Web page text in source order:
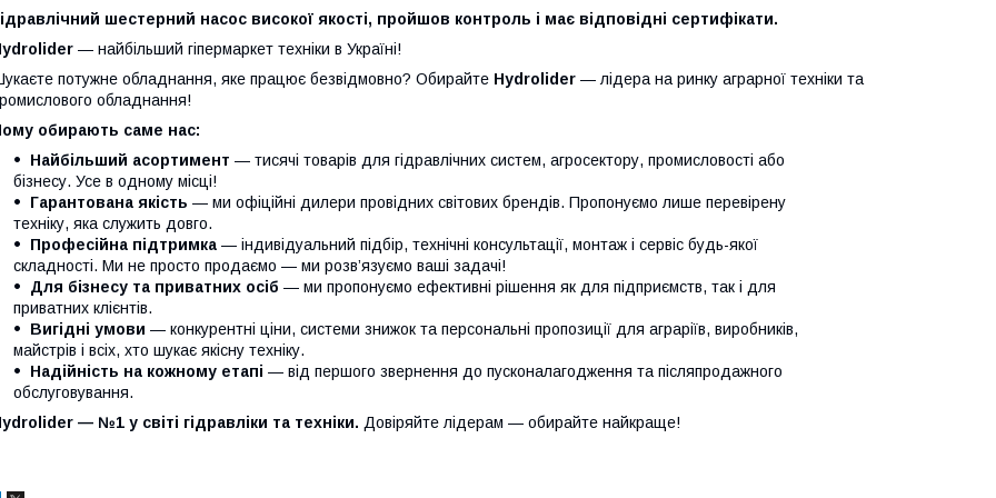
шестерний насос високої якості, пройшов контроль і має відповідні сертифікати.
— найбільший гіпермаркет техніки в Україні!
потужне обладнання, яке працює безвідмовно? Обирайте Hydrolider — лідера на ринку аграрної техніки та
обладнання!
обирають саме нас:
Найбільший асортимент — тисячі товарів для гідравлічних систем, агросектору, промисловості або
бізнесу. Усе в одному місці!
Гарантована якість — ми офіційні дилери провідних світових брендів. Пропонуємо лише перевірену
техніку, яка служить довго.
Професійна підтримка — індивідуальний підбір, технічні консультації, монтаж і сервіс будь-якої
складності. Ми не просто продаємо — ми розв’язуємо ваші задачі!
Для бізнесу та приватних осіб — ми пропонуємо ефективні рішення як для підприємств, так і для
приватних клієнтів.
Вигідні умови — конкурентні ціни, системи знижок та персональні пропозиції для аграріїв, виробників,
майстрів і всіх, хто шукає якісну техніку.
Надійність на кожному етапі — від першого звернення до пусконалагодження та післяпродажного
обслуговування.
— №1 у світі гідравліки та техніки. Довіряйте лідерам — обирайте найкраще!